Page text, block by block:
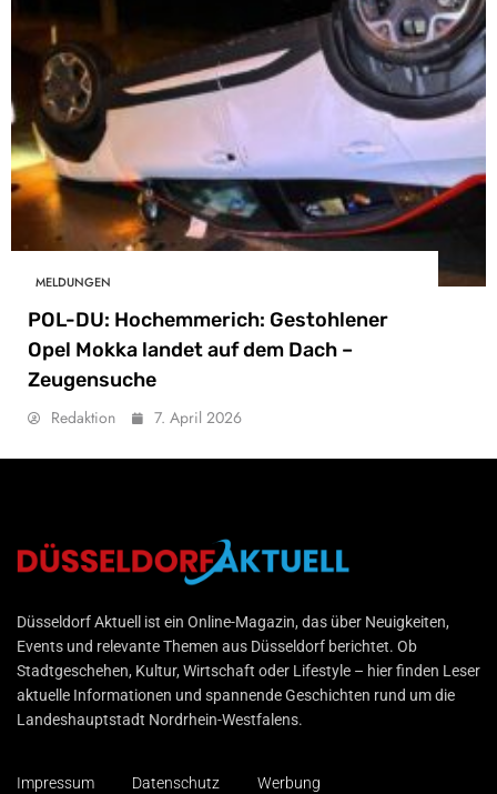
MELDUNGEN
POL-DU: Hochemmerich: Gestohlener
Opel Mokka landet auf dem Dach –
Zeugensuche
Redaktion 7. April 2026
Düsseldorf Aktuell
Düsseldorf Aktuell ist ein Online-Magazin, das über Neuigkeiten,
Events und relevante Themen aus Düsseldorf berichtet. Ob
Stadtgeschehen, Kultur, Wirtschaft oder Lifestyle – hier finden Leser
aktuelle Informationen und spannende Geschichten rund um die
Landeshauptstadt Nordrhein-Westfalens.
Impressum Datenschutz Werbung